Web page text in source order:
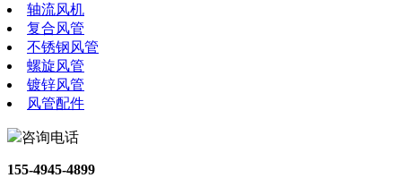
轴流风机
复合风管
不锈钢风管
螺旋风管
镀锌风管
风管配件
咨询电话
155-4945-4899